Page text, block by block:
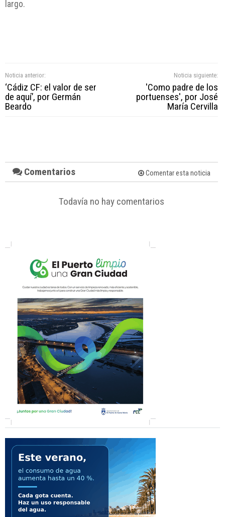
largo.
Noticia anterior:
‘Cádiz CF: el valor de ser
de aquí’, por Germán
Beardo
Noticia siguiente:
'Como padre de los
portuenses', por José
María Cervilla
Comentarios Comentar esta noticia
Todavía no hay comentarios